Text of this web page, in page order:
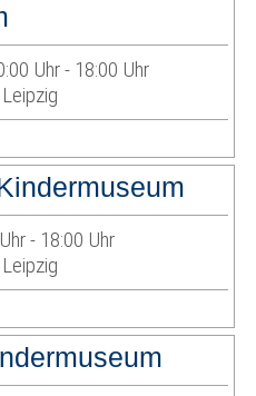
Uhr - 18:00 Uhr
- 18:00 Uhr